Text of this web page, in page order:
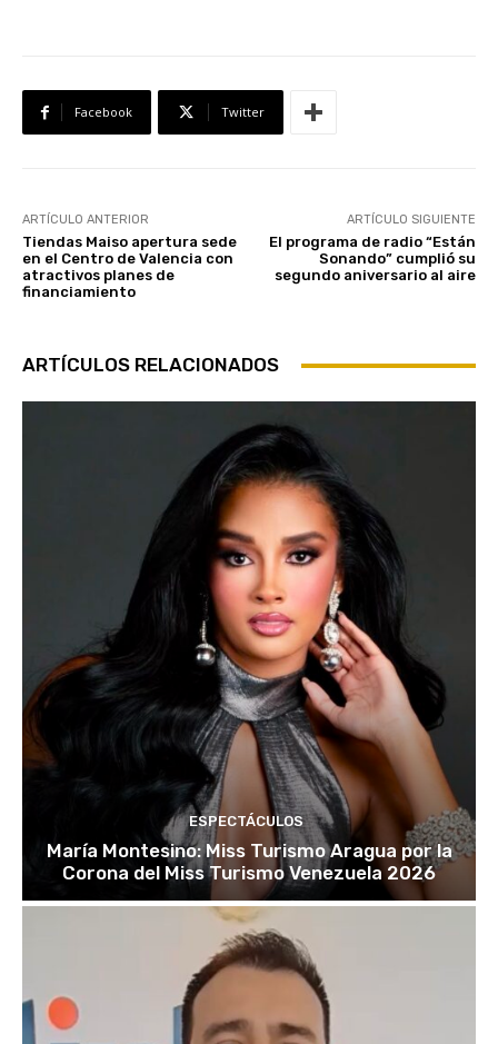
Facebook Twitter
ARTÍCULO ANTERIOR
Tiendas Maiso apertura sede
en el Centro de Valencia con
atractivos planes de
financiamiento
ARTÍCULO SIGUIENTE
El programa de radio “Están
Sonando” cumplió su
segundo aniversario al aire
ARTÍCULOS RELACIONADOS
ESPECTÁCULOS
María Montesino: Miss Turismo Aragua por la
Corona del Miss Turismo Venezuela 2026